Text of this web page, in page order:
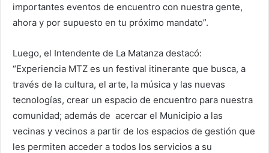
importantes eventos de encuentro con nuestra gente,
ahora y por supuesto en tu próximo mandato”.
Luego, el Intendente de La Matanza destacó:
“Experiencia MTZ es un festival itinerante que busca, a
través de la cultura, el arte, la música y las nuevas
tecnologías, crear un espacio de encuentro para nuestra
comunidad; además de acercar el Municipio a las
vecinas y vecinos a partir de los espacios de gestión que
les permiten acceder a todos los servicios a su